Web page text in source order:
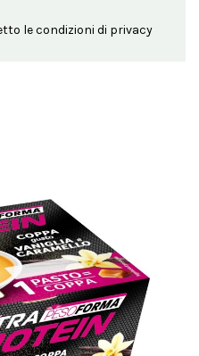
le condizioni di privacy